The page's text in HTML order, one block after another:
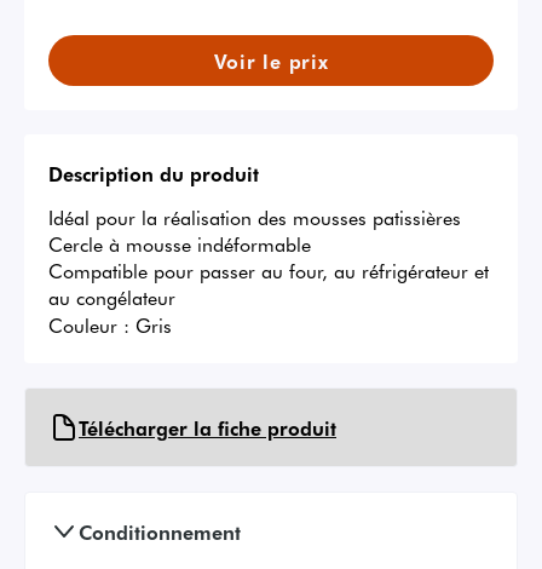
Voir le prix
Description du produit
Idéal pour la réalisation des mousses patissières
Cercle à mousse indéformable
Compatible pour passer au four, au réfrigérateur et
au congélateur
Couleur : Gris
Télécharger la fiche produit
Conditionnement